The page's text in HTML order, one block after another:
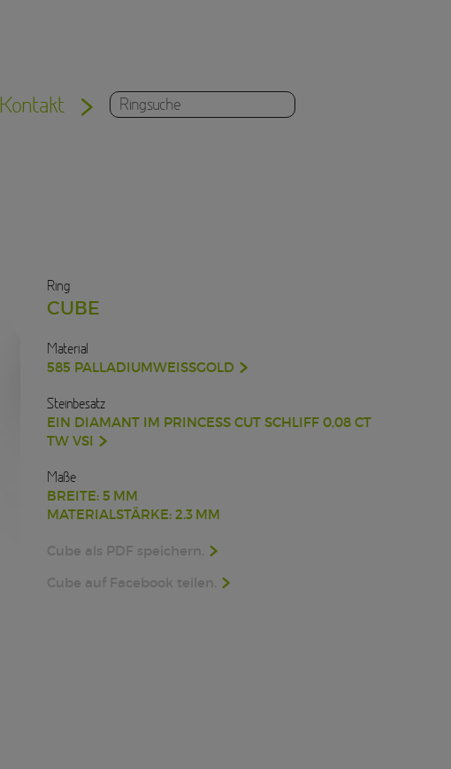
Kontakt
Ring
CUBE
Material
585 PALLADIUMWEISSGOLD
Steinbesatz
EIN DIAMANT IM PRINCESS CUT SCHLIFF 0,08 CT
TW VSI
Maße
BREITE: 5 MM
MATERIALSTÄRKE: 2.3 MM
Cube als PDF speichern.
Cube auf Facebook teilen.